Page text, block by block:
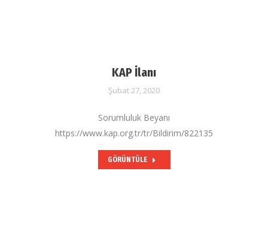
KAP İlanı
Şubat 27, 2020
Sorumluluk Beyanı
https://www.kap.org.tr/tr/Bildirim/822135
GÖRÜNTÜLE